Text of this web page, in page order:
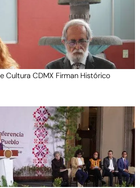
Cultura CDMX Firman Histórico